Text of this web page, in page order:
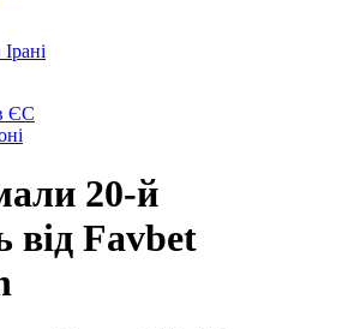
ЄС
20-й
від Favbet